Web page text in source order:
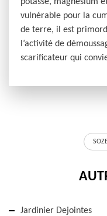
vulnérable pour la
de terre, il est
l’activité de
scarificateur qui
Jardinier Dejointes